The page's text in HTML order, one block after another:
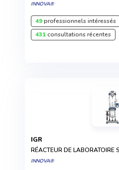
INNOVA®
49professionnels intéressés
431consultations récentes
IGR
RÉACTEUR DE LABORATOIRE
INNOVA®